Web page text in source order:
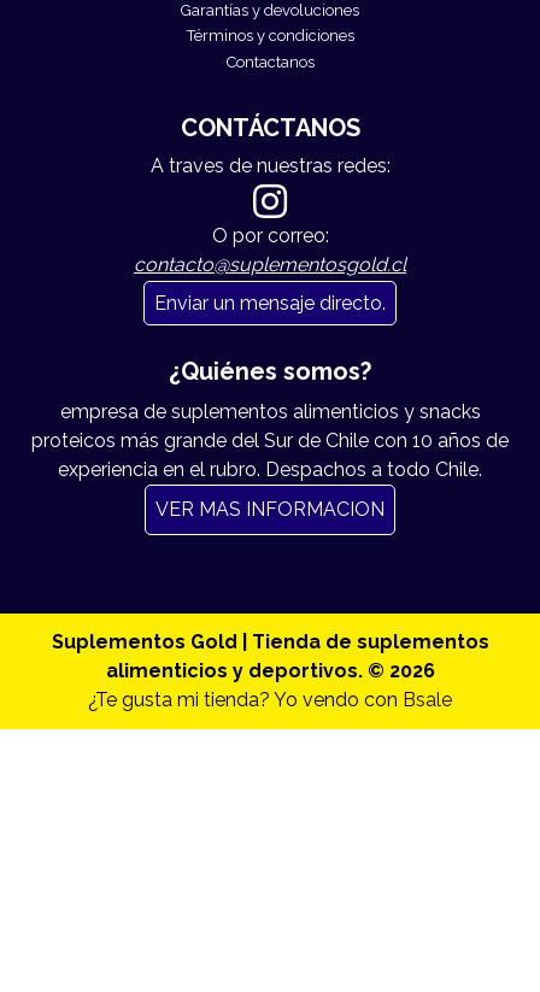
Garantías y devoluciones
Términos y condiciones
Contactanos
CONTÁCTANOS
A traves de nuestras redes:
O por correo:
contacto@suplementosgold.cl
Enviar un mensaje directo.
¿Quiénes somos?
empresa de suplementos alimenticios y snacks
proteicos más grande del Sur de Chile con 10 años de
experiencia en el rubro. Despachos a todo Chile.
VER MAS INFORMACION
Suplementos Gold | Tienda de suplementos
alimenticios y deportivos. © 2026
¿Te gusta mi tienda? Yo vendo con Bsale